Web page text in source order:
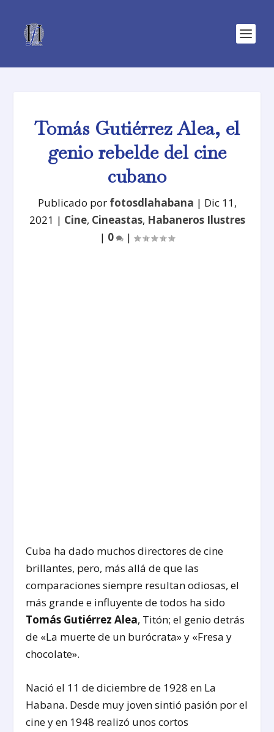
Tomás Gutiérrez Alea, el
genio rebelde del cine
cubano
Publicado por fotosdlahabana | Dic 11,
2021 | Cine, Cineastas, Habaneros Ilustres
| 0 |
Cuba ha dado muchos directores de cine
brillantes, pero, más allá de que las
comparaciones siempre resultan odiosas, el
más grande e influyente de todos ha sido
Tomás Gutiérrez Alea, Titón; el genio detrás
de «La muerte de un burócrata» y «Fresa y
chocolate».
Nació el 11 de diciembre de 1928 en La
Habana. Desde muy joven sintió pasión por el
cine y en 1948 realizó unos cortos